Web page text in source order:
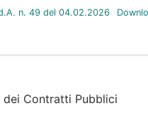
n. 49 del 04.02.2026
dei Contratti Pubblici